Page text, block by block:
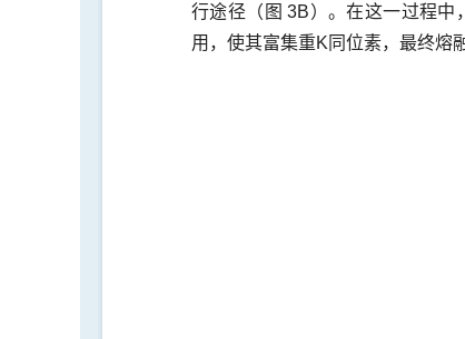
行途径（图 3B）。在这一过程中
用，使其富集重K同位素，最终熔